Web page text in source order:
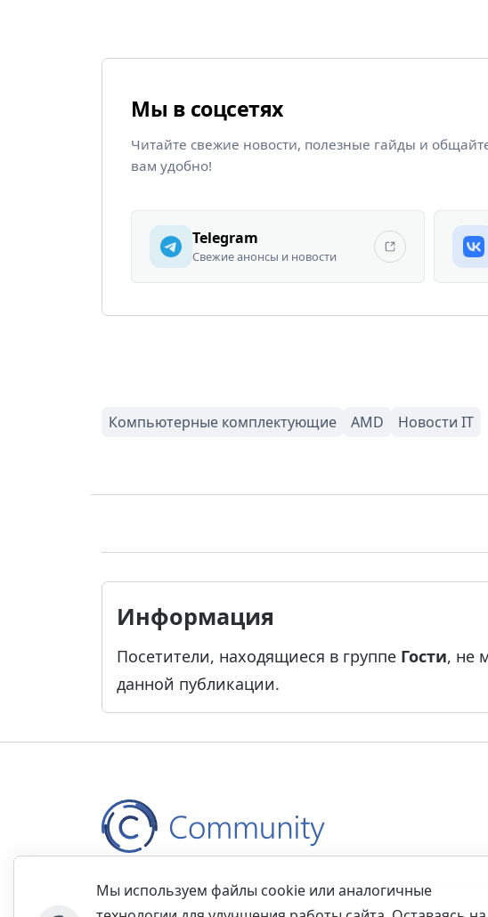
Мы в соцсетях
Читайте свежие новости, полезные гайды и
вам удобно!
Telegram
Свежие анонсы и новости
Информация
Посетители, находящиеся в группе Гости, не
данной публикации.
КонтактыПравилаОбратная связьПравила
Мы используем файлы cookie или аналогичные